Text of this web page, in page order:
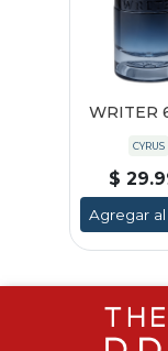
WRITER
CYRUS
$
Agregar